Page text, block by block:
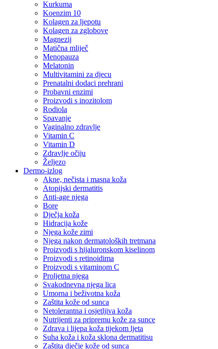
Kurkuma
Koenzim 10
Kolagen za ljepotu
Kolagen za zglobove
Magnezij
Matična mliječ
Menopauza
Melatonin
Multivitamini za djecu
Prenatalni dodaci prehrani
Probavni enzimi
Proizvodi s inozitolom
Rodiola
Spavanje
Vaginalno zdravlje
Vitamin C
Vitamin D
Zdravlje očiju
Željezo
Dermo-izlog
Akne, nečista i masna koža
Atopijski dermatitis
Anti-age njega
Bore
Dječja koža
Hidracija kože
Njega kože zimi
Njega nakon dermatoloških tretmana
Proizvodi s hijaluronskom kiselinom
Proizvodi s retinoidima
Proizvodi s vitaminom C
Proljetna njega
Svakodnevna njega lica
Umorna i beživotna koža
Zaštita kože od sunca
Netolerantna i osjetljiva koža
Nutrijenti za pripremu kože za sunce
Zdrava i lijepa koža tijekom ljeta
Suha koža i koža sklona dermatitisu
Zaštita dječje kože od sunca